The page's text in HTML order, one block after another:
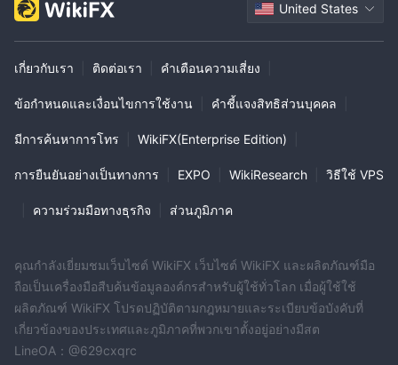
United States
เกี่ยวกับเรา ติดต่อเรา คำเตือนความเสี่ยง
ข้อกำหนดและเงื่อนไขการใช้งาน คำชี้แจงสิทธิส่วนบุคคล
มีการค้นหาการโทร WikiFX(Enterprise Edition)
การยืนยันอย่างเป็นทางการ EXPO WikiResearch วิธีใช้ VPS
ความร่วมมือทางธุรกิจ ส่วนภูมิภาค
คุณกำลังเยี่ยมชมเว็บไซต์ WikiFX เว็บไซต์ WikiFX และผลิตภัณฑ์มือ
ถือเป็นเครื่องมือสืบค้นข้อมูลองค์กรสำหรับผู้ใช้ทั่วโลก เมื่อผู้ใช้ใช้
ผลิตภัณฑ์ WikiFX โปรดปฏิบัติตามกฎหมายและระเบียบข้อบังคับที่
เกี่ยวข้องของประเทศและภูมิภาคที่พวกเขาตั้งอยู่อย่างมีสต
LineOA：@629cxqrc